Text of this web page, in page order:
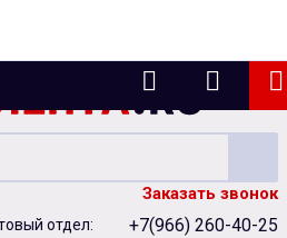
Заказать звонок
отдел: +7(966) 260-40-25